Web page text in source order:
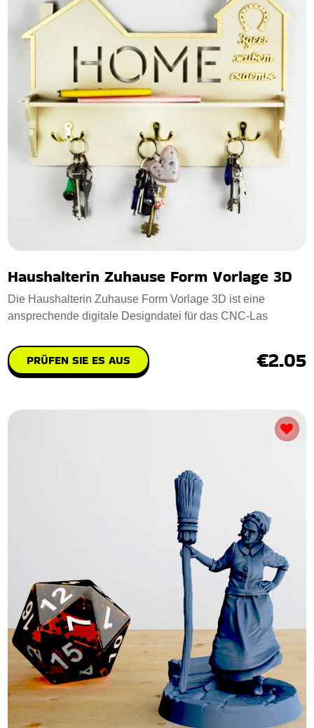
Haushalterin Zuhause Form Vorlage 3D
Die Haushalterin Zuhause Form Vorlage 3D ist eine
ansprechende digitale Designdatei für das CNC-Las
PRÜFEN SIE ES AUS €2.05